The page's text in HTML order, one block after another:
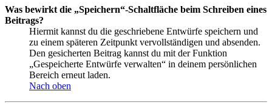
Was bewirkt die „Speichern“-Schaltfläche beim Schreiben eines
Beitrags?
Hiermit kannst du die geschriebene Entwürfe speichern und
zu einem späteren Zeitpunkt vervollständigen und absenden.
Den gesicherten Beitrag kannst du mit der Funktion
„Gespeicherte Entwürfe verwalten“ in deinem persönlichen
Bereich erneut laden.
Nach oben